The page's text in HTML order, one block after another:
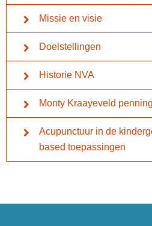
Missie en visie
Doelstellingen
Historie NVA
Monty Kraayeveld penning
Acupunctuur in de
based toepassingen